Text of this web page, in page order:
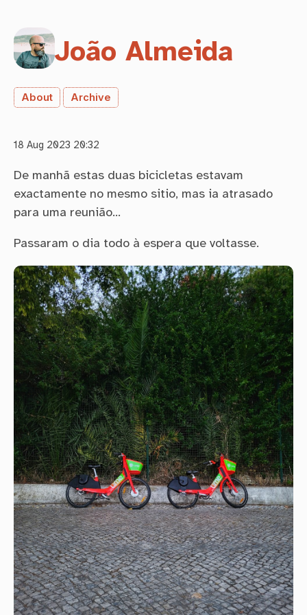
João Almeida
About Archive
18 Aug 2023 20:32
De manhã estas duas bicicletas estavam
exactamente no mesmo sitio, mas ia atrasado
para uma reunião…
Passaram o dia todo à espera que voltasse.